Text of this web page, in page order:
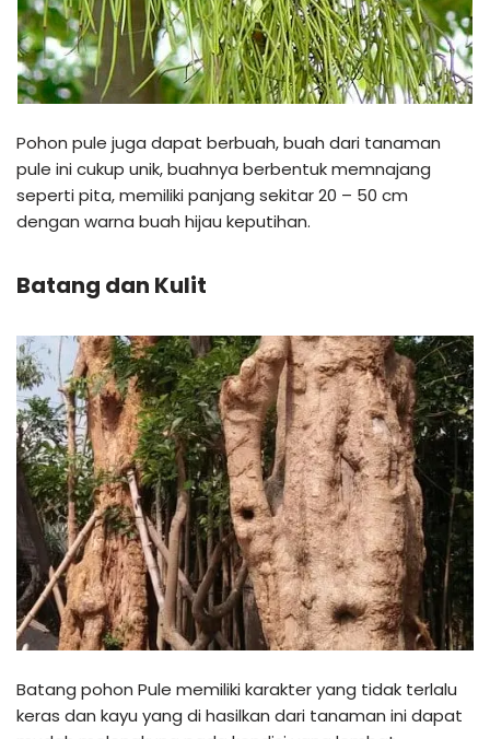
Pohon pule juga dapat berbuah, buah dari tanaman
pule ini cukup unik, buahnya berbentuk memnajang
seperti pita, memiliki panjang sekitar 20 – 50 cm
dengan warna buah hijau keputihan.
Batang dan Kulit
Batang pohon Pule memiliki karakter yang tidak terlalu
keras dan kayu yang di hasilkan dari tanaman ini dapat